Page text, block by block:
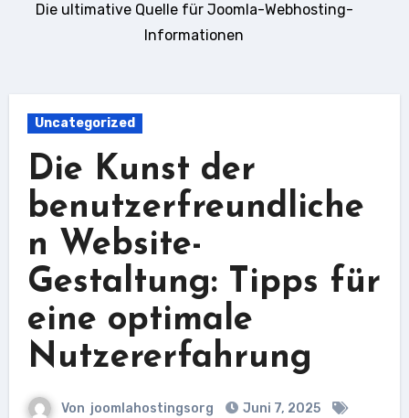
Die ultimative Quelle für Joomla-Webhosting-
Informationen
Uncategorized
Die Kunst der
benutzerfreundliche
n Website-
Gestaltung: Tipps für
eine optimale
Nutzererfahrung
Von joomlahostingsorg
Juni 7, 2025